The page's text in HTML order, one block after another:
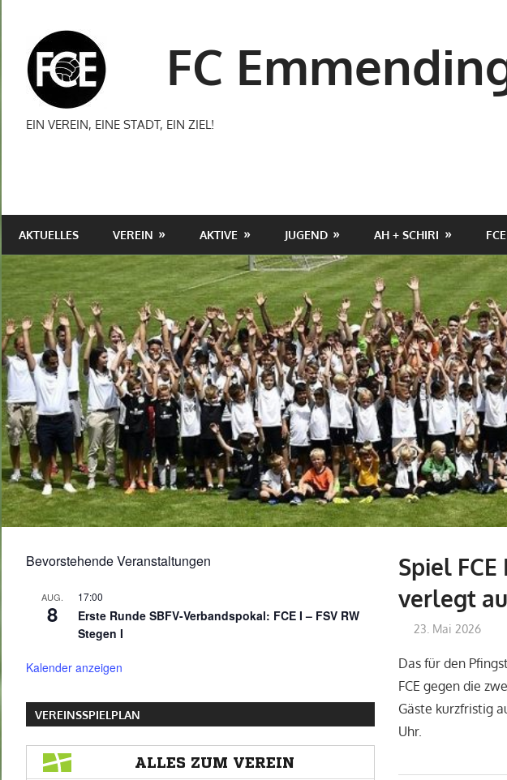
springen
FC
EIN VEREIN, EINE STADT, EIN ZIEL!
AKTUELLES VEREIN AKTIVE JUGEND AH + SCHIRI
Spiel
verlegt
23. Mai 2026
Das für den
FCE gegen die
Gäste kurzfristig
Uhr.
Bevorstehende Veranstaltungen
AUG.
8
17:00
Erste Runde SBFV-Verbandspokal: FCE I – FSV RW
Stegen I
Kalender anzeigen
VEREINSSPIELPLAN